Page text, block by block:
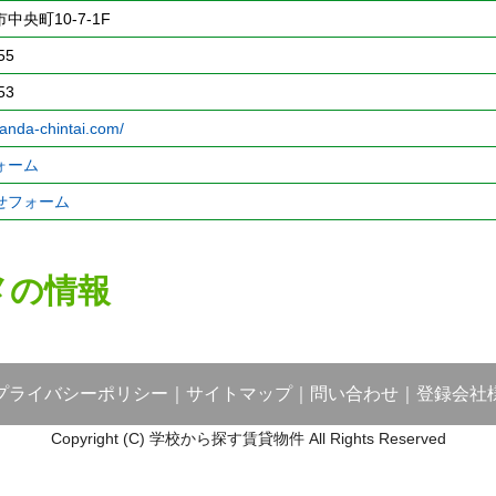
中央町10-7-1F
chintai.com/
ーム
フォーム
情報
ライバシーポリシー サイトマップ｜ 問い合わせ 登録会社
Copyright (C) 学校から探す賃貸物件 All Rights Reserved